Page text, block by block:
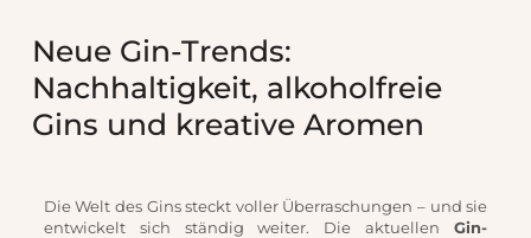
Neue Gin-Trends:
Nachhaltigkeit, alkoholfreie
Gins und kreative Aromen
Die Welt des Gins steckt voller Überraschungen – und sie
entwickelt sich ständig weiter. Die aktuellen
Gin-